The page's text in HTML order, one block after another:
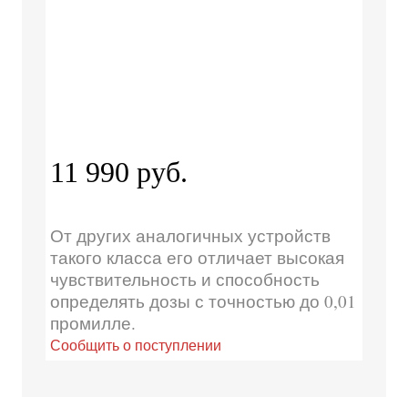
11 990 руб.
От других аналогичных устройств
такого класса его отличает высокая
чувствительность и способность
определять дозы с точностью до 0,01
промилле.
Сообщить о поступлении